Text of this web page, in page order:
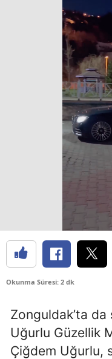
Okunma Süresi: 2 dk
Zonguldak’ta
Uğurlu Güzellik
Çiğdem Uğurlu,